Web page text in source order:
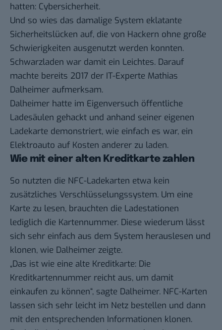
hatten: Cybersicherheit.
Und so wies das damalige System eklatante
Sicherheitslücken auf, die von Hackern ohne große
Schwierigkeiten ausgenutzt werden konnten.
Schwarzladen war damit ein Leichtes. Darauf
machte bereits 2017 der IT-Experte Mathias
Dalheimer aufmerksam.
Dalheimer hatte im Eigenversuch öffentliche
Ladesäulen gehackt und anhand seiner eigenen
Ladekarte demonstriert, wie einfach es war, ein
Elektroauto auf Kosten anderer zu laden.
Wie mit einer alten Kreditkarte zahlen
So nutzten die NFC-Ladekarten etwa kein
zusätzliches Verschlüsselungssystem. Um eine
Karte zu lesen, brauchten die Ladestationen
lediglich die Kartennummer. Diese wiederum lässt
sich sehr einfach aus dem System herauslesen und
klonen, wie Dalheimer zeigte.
„Das ist wie eine alte Kreditkarte: Die
Kreditkartennummer reicht aus, um damit
einkaufen zu können“, sagte Dalheimer. NFC-Karten
lassen sich sehr leicht im Netz bestellen und dann
mit den entsprechenden Informationen klonen.